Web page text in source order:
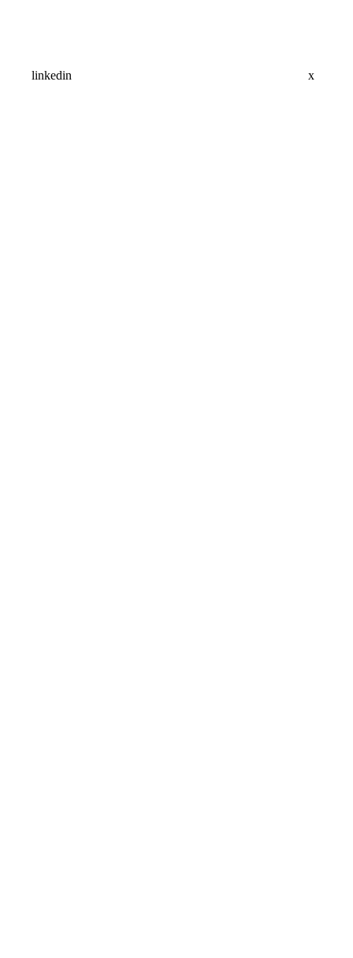
linkedin x